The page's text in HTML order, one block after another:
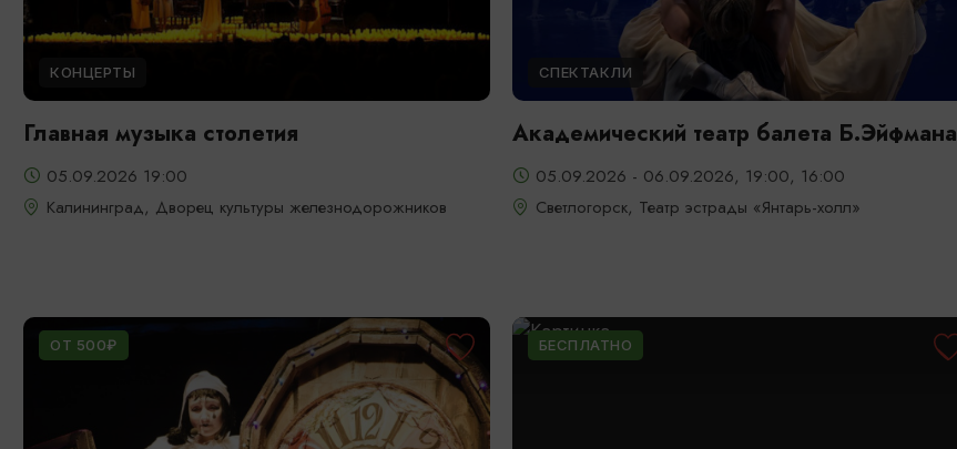
КОНЦЕРТЫ
Главная музыка столетия
05.09.2026 19:00
Калининград, Дворец культуры железнодорожников
СПЕКТАКЛИ
Академический театр балета Б.Эйфмана
05.09.2026 - 06.09.2026, 19:00, 16:00
Светлогорск, Театр эстрады «Янтарь-холл»
ОТ 500₽ БЕСПЛАТНО